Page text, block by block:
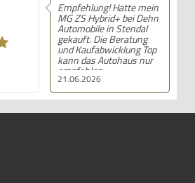
21.06.2026
Empfehlung! Hatte mein
MG ZS Hybrid+ bei Dehn
Automobile in Stendal
gekauft. Die Beratung
und Kaufabwicklung Top
kann das Autohaus nur
empfehlen .